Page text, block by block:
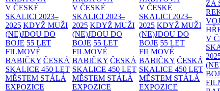
V ČESKÉ
SKALICI 2023–
2025 KDYŽ MUŽI
(NE)JDOU DO
BOJE 55 LET
FILMOVÉ
BABIČKY ČESKÁ
SKALICE 450 LET
MĚSTEM STÁLÁ
EXPOZICE
V ČESKÉ
SKALICI 2023–
2025 KDYŽ MUŽI
(NE)JDOU DO
BOJE 55 LET
FILMOVÉ
BABIČKY ČESKÁ
SKALICE 450 LET
MĚSTEM STÁLÁ
EXPOZICE
V ČESKÉ
SKALICI 2023–
2025 KDYŽ MUŽI
(NE)JDOU DO
BOJE 55 LET
FILMOVÉ
BABIČKY ČESKÁ
SKALICE 450 LET
MĚSTEM STÁLÁ
EXPOZICE
ZA
V